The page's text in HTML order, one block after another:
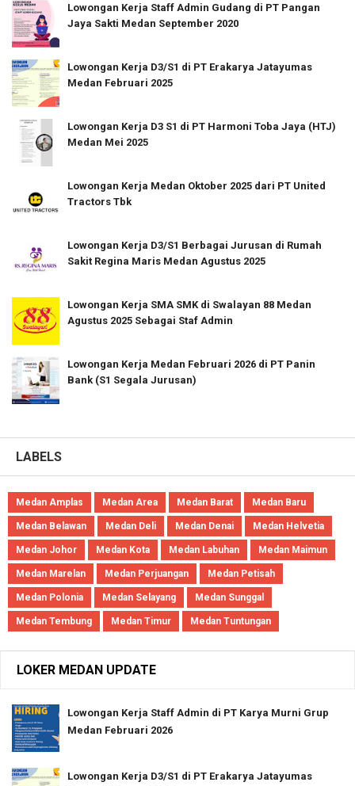
Lowongan Kerja Staff Admin Gudang di PT Pangan
Jaya Sakti Medan September 2020
Lowongan Kerja D3/S1 di PT Erakarya Jatayumas
Medan Februari 2025
Lowongan Kerja D3 S1 di PT Harmoni Toba Jaya (HTJ)
Medan Mei 2025
Lowongan Kerja Medan Oktober 2025 dari PT United
Tractors Tbk
Lowongan Kerja D3/S1 Berbagai Jurusan di Rumah
Sakit Regina Maris Medan Agustus 2025
Lowongan Kerja SMA SMK di Swalayan 88 Medan
Agustus 2025 Sebagai Staf Admin
Lowongan Kerja Medan Februari 2026 di PT Panin
Bank (S1 Segala Jurusan)
LABELS
Medan Amplas Medan Area Medan Barat Medan Baru
Medan Belawan Medan Deli Medan Denai Medan Helvetia
Medan Johor Medan Kota Medan Labuhan Medan Maimun
Medan Marelan Medan Perjuangan Medan Petisah
Medan Polonia Medan Selayang Medan Sunggal
Medan Tembung Medan Timur Medan Tuntungan
LOKER MEDAN UPDATE
Lowongan Kerja Staff Admin di PT Karya Murni Grup
Medan Februari 2026
Lowongan Kerja D3/S1 di PT Erakarya Jatayumas